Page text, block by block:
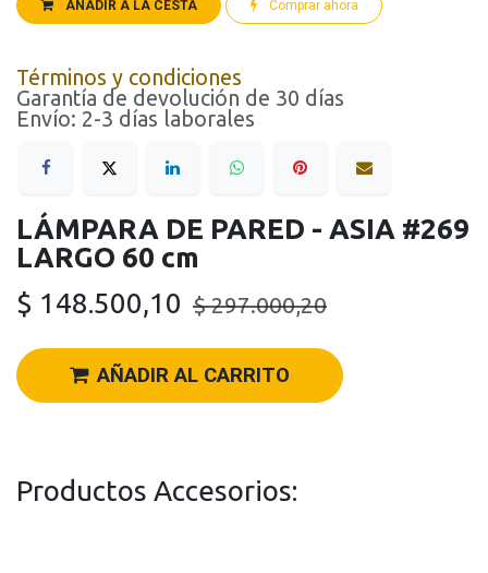
AÑADIR A LA CESTA Comprar ahora
Términos y condiciones
Garantía de devolución de 30 días
Envío: 2-3 días laborales
LÁMPARA DE PARED - ASIA #269
LARGO 60 cm
$ 148.500,10 $297.000,20
AÑADIR AL CARRITO
Productos Accesorios: